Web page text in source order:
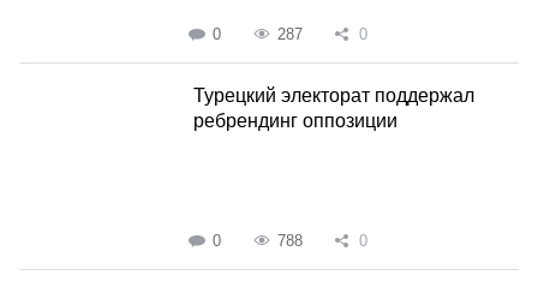
0 287 0
Турецкий электорат поддержал
ребрендинг оппозиции
0 788 0